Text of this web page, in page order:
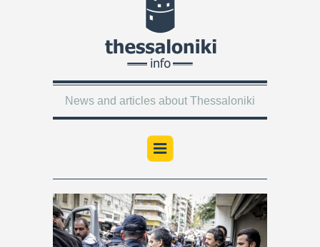
News and articles about Thessaloniki